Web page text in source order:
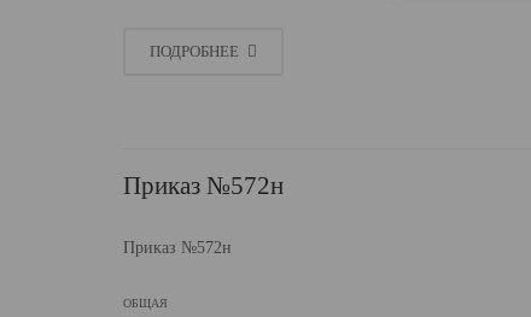
ПОДРОБНЕЕ
Приказ №572н
Приказ №572н
ОБЩАЯ